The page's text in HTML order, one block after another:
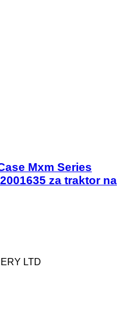
Mxm Series
za traktor na
LTD